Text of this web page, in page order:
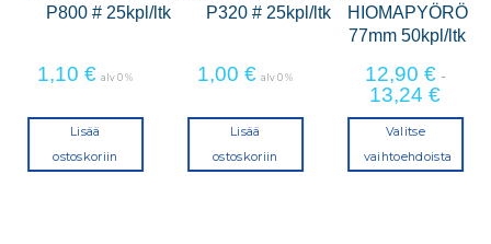
P800 # 25kpl/ltk
1,10€ alv 0 %
Lisää
ostoskoriin
P320 # 25kpl/ltk
1,00€ alv 0 %
Lisää
ostoskoriin
HIOMAPYÖRÖ
77mm 50kpl/ltk
12,90 €-
13,24€
Valitse
vaihtoehdoista